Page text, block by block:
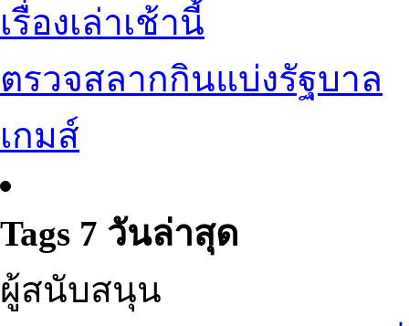
เรื่องเล่าเช้านี้
ตรวจสลากกินแบ่งรัฐบาล
เกมส์
Tags 7 วันล่าสุด
ผู้สนับสนุน